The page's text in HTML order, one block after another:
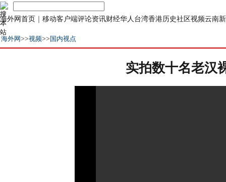
海外网首页 ｜ 移动客户端评论资讯财经华人 台湾香港历史社区视频云南
海外网>>视频>> 国内视点
实拍数十名老汉